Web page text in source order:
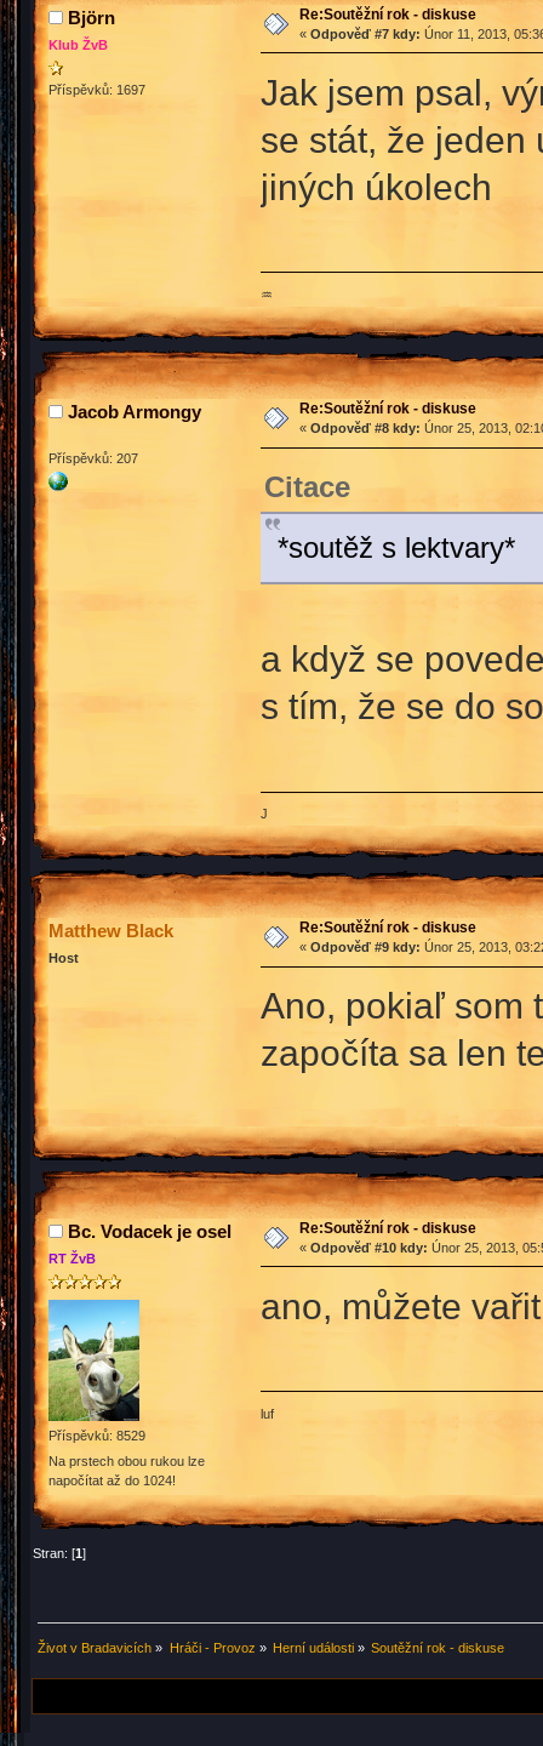
Björn
Klub ŽvB
Příspěvků: 1697
Re:Soutěžní rok - diskuse
« Odpověď #7 kdy: Únor 11, 2013,
Jak jsem psal,
se stát, že jeden
jiných úkolech
♒
Jacob Armongy
Příspěvků: 207
Re:Soutěžní rok - diskuse
« Odpověď #8 kdy: Únor 25, 2013,
Citace
*soutěž s lektvary*
a když se
s tím, že se do
J
Matthew Black
Host
Re:Soutěžní rok - diskuse
« Odpověď #9 kdy: Únor 25, 2013,
Ano, pokiaľ som
započíta sa len
Bc. Vodacek je osel
RT ŽvB
Příspěvků: 8529
Na prstech obou rukou lze
napočítat až do 1024!
Re:Soutěžní rok - diskuse
« Odpověď #10 kdy: Únor 25, 2013,
ano, můžete
luf
Stran: [1]
Život v Bradavicích » Hráči - Provoz » Herní události» Soutěžní rok - diskuse